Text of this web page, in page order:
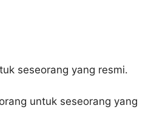
seseorang yang resmi.
untuk seseorang yang